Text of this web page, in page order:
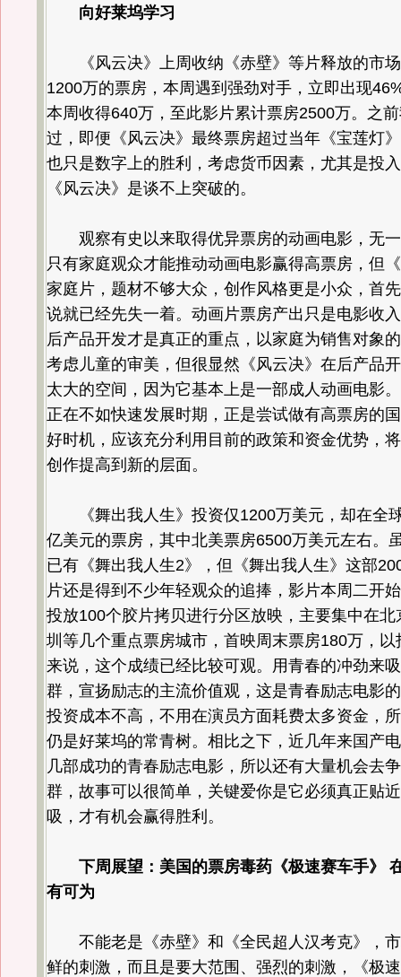
向好莱坞学习
《风云决》上周收纳《赤壁》等片释放的市
1200万的票房，本周遇到强劲对手，立即出现
本周收得640万，至此影片累计票房2500万。之
过，即便《风云决》最终票房超过当年《宝莲灯
也只是数字上的胜利，考虑货币因素，尤其是投
《风云决》是谈不上突破的。
观察有史以来取得优异票房的动画电影，无一
只有家庭观众才能推动动画电影赢得高票房，但
家庭片，题材不够大众，创作风格更是小众，首
说就已经先失一着。动画片票房产出只是电影收
后产品开发才是真正的重点，以家庭为销售对象
考虑儿童的审美，但很显然《风云决》在后产品
太大的空间，因为它基本上是一部成人动画电影
正在不如快速发展时期，正是尝试做有高票房的
好时机，应该充分利用目前的政策和资金优势，
创作提高到新的层面。
《舞出我人生》投资仅1200万美元，却在全
亿美元的票房，其中北美票房6500万美元左右。
已有《舞出我人生2》，但《舞出我人生》这部
片还是得到不少年轻观众的追捧，影片本周二开
投放100个胶片拷贝进行分区放映，主要集中在北
圳等几个重点票房城市，首映周末票房180万，以
来说，这个成绩已经比较可观。用青春的冲劲来
群，宣扬励志的主流价值观，这是青春励志电影
投资成本不高，不用在演员方面耗费太多资金，
仍是好莱坞的常青树。相比之下，近几年来国产
几部成功的青春励志电影，所以还有大量机会去
群，故事可以很简单，关键爱你是它必须真正贴
吸，才有机会赢得胜利。
下周展望：美国的票房毒药《极速赛车手》
有可为
不能老是《赤壁》和《全民超人汉考克》，市
鲜的刺激，而且是要大范围、强烈的刺激，《极